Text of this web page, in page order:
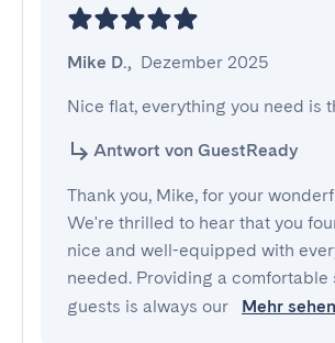
Mike D., Dezember 2025
Nice flat, everything you need is
Antwort von GuestReady
Thank you, Mike, for your
We're thrilled to hear that you
nice and well-equipped with
needed. Providing a comfortable
guests is always our
Mehr sehen